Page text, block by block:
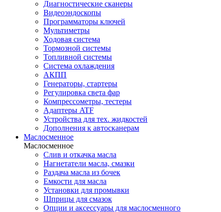
Диагностические сканеры
Видеоэндоскопы
Программаторы ключей
Мультиметры
Ходовая система
Тормозной системы
Топливной системы
Система охлаждения
АКПП
Генераторы, стартеры
Регулировка света фар
Компрессометры, тестеры
Адаптеры ATF
Устройства для тех. жидкостей
Дополнения к автосканерам
Маслосменное
Маслосменное
Слив и откачка масла
Нагнетатели масла, смазки
Раздача масла из бочек
Емкости для масла
Установки для промывки
Шприцы для смазок
Опции и аксессуары для маслосменного